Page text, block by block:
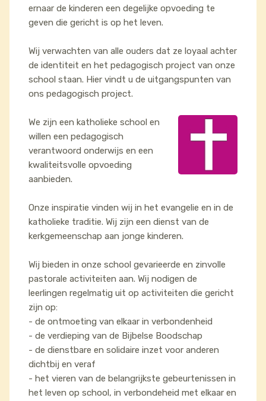
ernaar de kinderen een degelijke opvoeding te
geven die gericht is op het leven.
Wij verwachten van alle ouders dat ze loyaal achter
de identiteit en het pedagogisch project van onze
school staan. Hier vindt u de uitgangspunten van
ons pedagogisch project.
We zijn een katholieke school en
willen een pedagogisch
verantwoord onderwijs en een
kwaliteitsvolle opvoeding
aanbieden.
Onze inspiratie vinden wij in het evangelie en in de
katholieke traditie. Wij zijn een dienst van de
kerkgemeenschap aan jonge kinderen.
Wij bieden in onze school gevarieerde en zinvolle
pastorale activiteiten aan. Wij nodigen de
leerlingen regelmatig uit op activiteiten die gericht
zijn op:
- de ontmoeting van elkaar in verbondenheid
- de verdieping van de Bijbelse Boodschap
- de dienstbare en solidaire inzet voor anderen
dichtbij en veraf
- het vieren van de belangrijkste gebeurtenissen in
het leven op school, in verbondeheid met elkaar en